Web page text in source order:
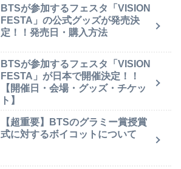
BTSが参加するフェスタ「VISION
FESTA」の公式グッズが発売決
定！！発売日・購入方法
BTSが参加するフェスタ「VISION
FESTA」が日本で開催決定！！
【開催日・会場・グッズ・チケッ
ト】
【超重要】BTSのグラミー賞授賞
式に対するボイコットについて